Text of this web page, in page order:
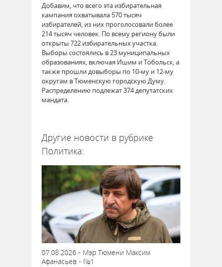
Добавим, что всего эта избирательная
кампания охватывала 570 тысяч
избирателей, из них проголосовали более
214 тысяч человек. По всему региону были
открыты 722 избирательных участка.
Выборы состоялись в 23 муниципальных
образованиях, включая Ишим и Тобольск, а
также прошли довыборы по 10-му и 12-му
округам в Тюменскую городскую Думу.
Распределению подлежат 374 депутатских
мандата.
Другие новости в рубрике
Политика:
07.08.2026 - Мэр Тюмени Максим
Афанасьев - №1